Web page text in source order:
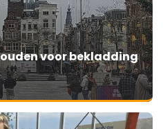
voor bekladding